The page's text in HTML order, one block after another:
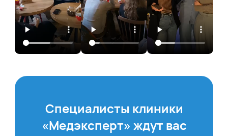
Специалисты клиники
«Медэксперт» ждут вас